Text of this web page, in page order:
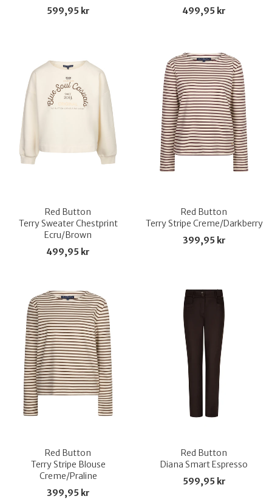
599,95 kr
499,95 kr
Red Button
Terry Sweater Chestprint
Ecru/Brown
499,95 kr
Red Button
Terry Stripe Creme/Darkberry
399,95 kr
Red Button
Terry Stripe Blouse
Creme/Praline
399,95 kr
Red Button
Diana Smart Espresso
599,95 kr